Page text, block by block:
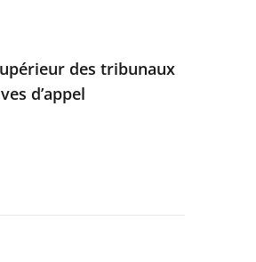
des tribunaux
d’appel